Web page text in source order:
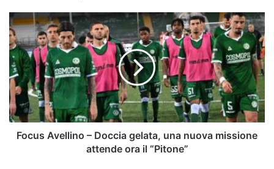
Focus
Avellino
–
Doccia
gelata,
una
nuova
missione
attende
oraFocus Avellino – Doccia gelata, una nuova missione
attende ora il “Pitone”